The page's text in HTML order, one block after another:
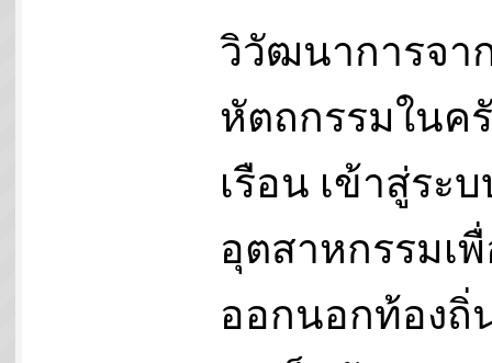
วิวัฒนาการจา
หัตถกรรมในค
เรือน เข้าสู่ระ
อุตสาหกรรมเ
ออกนอกท้องถิ่